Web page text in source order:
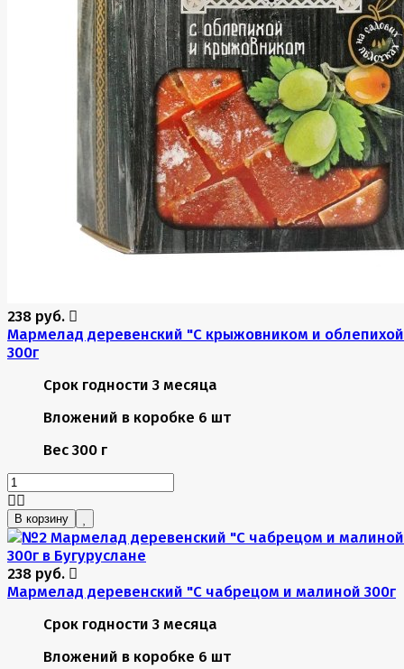
238 руб.
Мармелад деревенский "С крыжовником и
300г
Срок годности 3 месяца
Вложений в коробке 6 шт
Вес 300 г
В корзину
238 руб.
Мармелад деревенский "С чабрецом и малиной 300г
Срок годности 3 месяца
Вложений в коробке 6 шт